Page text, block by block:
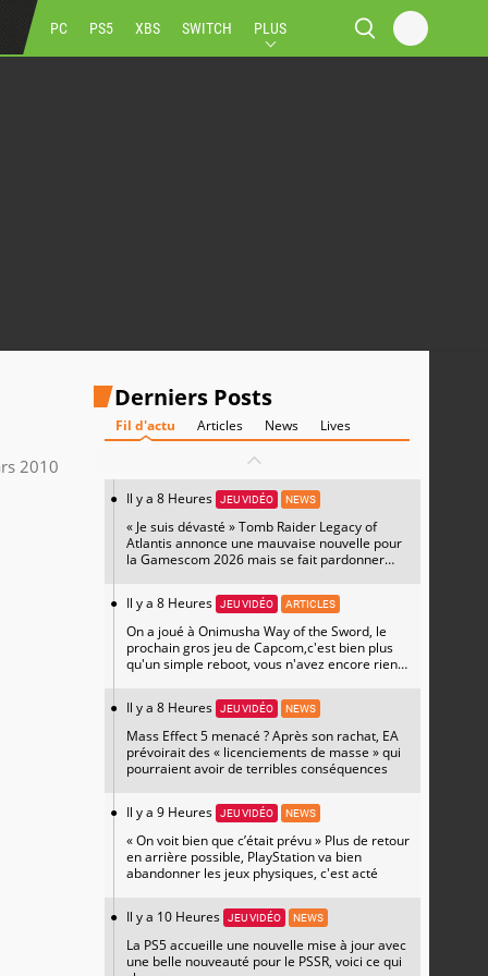
PC PS5 XBS SWITCH PLUS
2010
Derniers Posts
Fil d'actu Articles News Lives
Il y a 8 Heures JEU VIDÉO NEWS
« Je suis dévasté » Tomb Raider Legacy of
Atlantis annonce une mauvaise nouvelle pour
la Gamescom 2026 mais se fait pardonner
Il y a 8 Heures
JEU VIDÉO ARTICLES
On a joué à Onimusha Way of the Sword, le
prochain gros jeu de Capcom,c'est bien plus
qu'un simple reboot, vous n'avez encore rien
Il y a 8 Heures
JEU VIDÉO NEWS
Mass Effect 5 menacé ? Après son rachat, EA
prévoirait des « licenciements de masse » qui
pourraient avoir de terribles conséquences
Il y a 9 Heures JEU VIDÉO NEWS
« On voit bien que c’était prévu » Plus de retour
en arrière possible, PlayStation va bien
abandonner les jeux physiques, c'est acté
Il y a 10 Heures JEU VIDÉO NEWS
La PS5 accueille une nouvelle mise à jour avec
une belle nouveauté pour le PSSR, voici ce qui